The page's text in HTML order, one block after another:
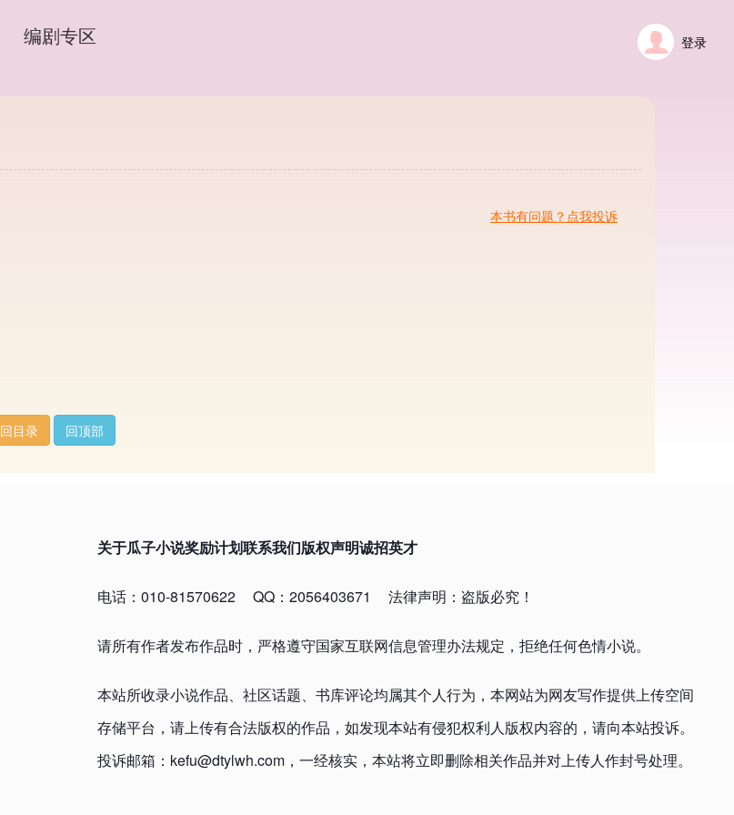
编剧专区 登录
本书有问题？点我投诉
回目录 回顶部
关于瓜子小说奖励计划联系我们版权声明诚招英才
电话：010-81570622 QQ：2056403671 法律声明：盗版必究！
请所有作者发布作品时，严格遵守国家互联网信息管理办法规定，拒绝任何色情小说。
本站所收录小说作品、社区话题、书库评论均属其个人行为，本网站为网友写作提供上传空间
存储平台，请上传有合法版权的作品，如发现本站有侵犯权利人版权内容的，请向本站投诉。
投诉邮箱：kefu@dtylwh.com，一经核实，本站将立即删除相关作品并对上传人作封号处理。